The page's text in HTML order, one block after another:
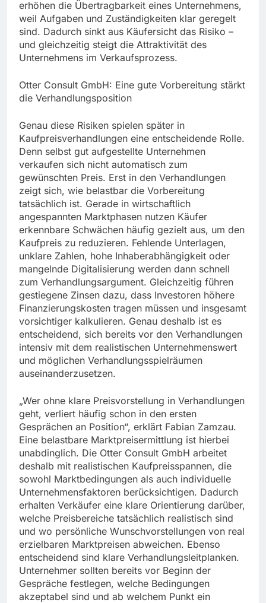
erhöhen die Übertragbarkeit eines Unternehmens,
weil Aufgaben und Zuständigkeiten klar geregelt
sind. Dadurch sinkt aus Käufersicht das Risiko –
und gleichzeitig steigt die Attraktivität des
Unternehmens im Verkaufsprozess.
Otter Consult GmbH: Eine gute Vorbereitung stärkt
die Verhandlungsposition
Genau diese Risiken spielen später in
Kaufpreisverhandlungen eine entscheidende Rolle.
Denn selbst gut aufgestellte Unternehmen
verkaufen sich nicht automatisch zum
gewünschten Preis. Erst in den Verhandlungen
zeigt sich, wie belastbar die Vorbereitung
tatsächlich ist. Gerade in wirtschaftlich
angespannten Marktphasen nutzen Käufer
erkennbare Schwächen häufig gezielt aus, um den
Kaufpreis zu reduzieren. Fehlende Unterlagen,
unklare Zahlen, hohe Inhaberabhängigkeit oder
mangelnde Digitalisierung werden dann schnell
zum Verhandlungsargument. Gleichzeitig führen
gestiegene Zinsen dazu, dass Investoren höhere
Finanzierungskosten tragen müssen und insgesamt
vorsichtiger kalkulieren. Genau deshalb ist es
entscheidend, sich bereits vor den Verhandlungen
intensiv mit dem realistischen Unternehmenswert
und möglichen Verhandlungsspielräumen
auseinanderzusetzen.
„Wer ohne klare Preisvorstellung in Verhandlungen
geht, verliert häufig schon in den ersten
Gesprächen an Position“, erklärt Fabian Zamzau.
Eine belastbare Marktpreisermittlung ist hierbei
unabdinglich. Die Otter Consult GmbH arbeitet
deshalb mit realistischen Kaufpreisspannen, die
sowohl Marktbedingungen als auch individuelle
Unternehmensfaktoren berücksichtigen. Dadurch
erhalten Verkäufer eine klare Orientierung darüber,
welche Preisbereiche tatsächlich realistisch sind
und wo persönliche Wunschvorstellungen von real
erzielbaren Marktpreisen abweichen. Ebenso
entscheidend sind klare Verhandlungsleitplanken.
Unternehmer sollten bereits vor Beginn der
Gespräche festlegen, welche Bedingungen
akzeptabel sind und ab welchem Punkt ein